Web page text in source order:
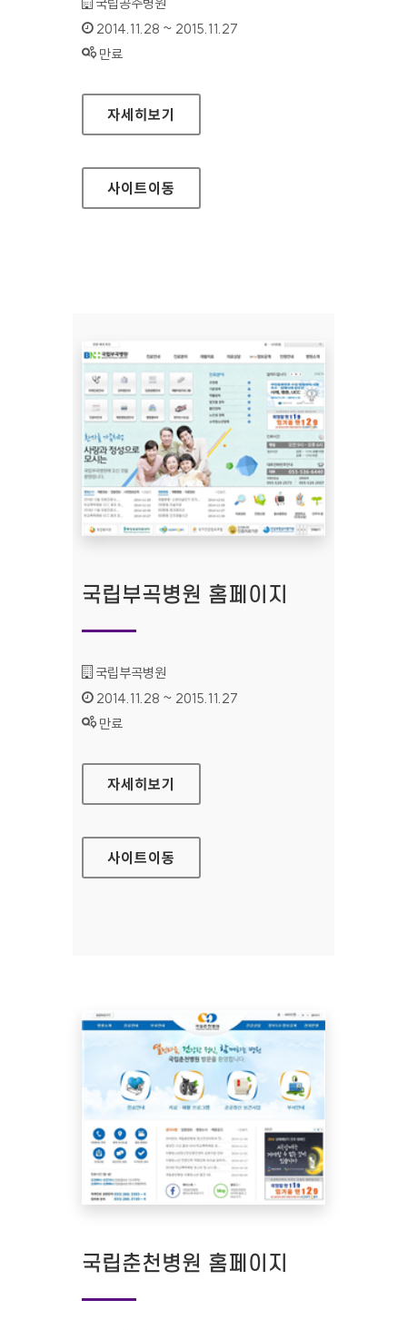
인증기간 :
2014.11.28 ~ 2015.11.27
상태 :
만료
국립공주병원 홈페이지
자세히보기
사이트이동
국립부곡병원 홈페이지
기관명 :
국립부곡병원
인증기간 :
2014.11.28 ~ 2015.11.27
상태 :
만료
국립부곡병원 홈페이지
자세히보기
사이트이동
국립춘천병원 홈페이지